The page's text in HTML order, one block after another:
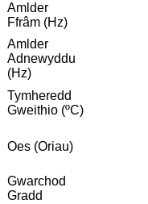
Amlder
Ffrâm (Hz)
Amlder
Adnewyddu
(Hz)
Tymheredd
Gweithio (ºC)
Oes (Oriau)
Gwarchod
Gradd